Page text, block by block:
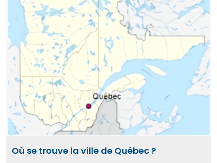
Où se trouve la ville de Québec ?